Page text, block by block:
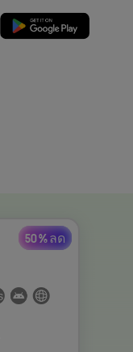
ดาวน์โหลดฟรี
50 % ลด